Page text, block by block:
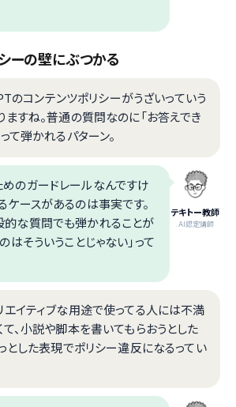
ーの壁にぶつかる
のコンテンツポリシーがうざいっていう
ますね。普通の質問なのに「お答えでき
って弾かれるパターン。
テキトー教師
.AI認定講師
のガードレールなんですけ
ケースがあるのは事実です。
な質問でも弾かれることが
はそういうことじゃない」って
エイティブな用途で使ってる人には不満
て、小説や脚本を書いてもらおうとした
っとした表現でポリシー違反になるってい